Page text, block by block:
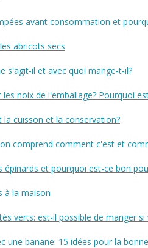
avant consommation et
abricots secs
s'agit-il et avec quoi mange-t-il?
noix de l'emballage? Pourquoi
cuisson et la conservation?
comprend comment c'est et
épinards et pourquoi est-ce bon
à la maison
verts: est-il possible de manger si
une banane: 15 idées pour la